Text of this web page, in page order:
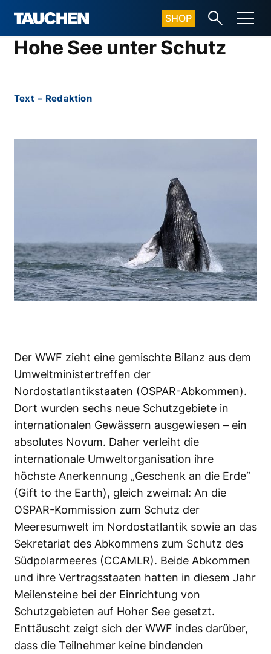
SHOP
Hohe See unter Schutz
Text – Redaktion
Der WWF zieht eine gemischte Bilanz aus dem
Umweltministertreffen der
Nordostatlantikstaaten (OSPAR-Abkommen).
Dort wurden sechs neue Schutzgebiete in
internationalen Gewässern ausgewiesen – ein
absolutes Novum. Daher verleiht die
internationale Umweltorganisation ihre
höchste Anerkennung „Geschenk an die Erde“
(Gift to the Earth), gleich zweimal: An die
OSPAR-Kommission zum Schutz der
Meeresumwelt im Nordostatlantik sowie an das
Sekretariat des Abkommens zum Schutz des
Südpolarmeeres (CCAMLR). Beide Abkommen
und ihre Vertragsstaaten hatten in diesem Jahr
Meilensteine bei der Einrichtung von
Schutzgebieten auf Hoher See gesetzt.
Enttäuscht zeigt sich der WWF indes darüber,
dass die Teilnehmer keine bindenden